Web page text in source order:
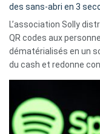
des sans-abri en 3
L’association Solly
QR codes aux
dématérialisés en un
du cash et redonne